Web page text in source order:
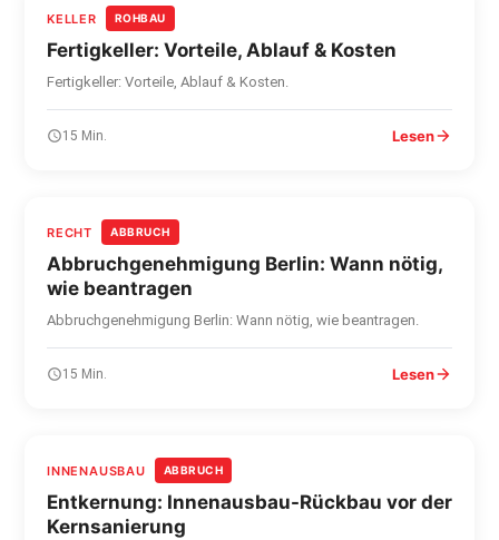
KELLER ROHBAU
Fertigkeller: Vorteile, Ablauf & Kosten
Fertigkeller: Vorteile, Ablauf & Kosten.
15 Min. Lesen
RECHT ABBRUCH
Abbruchgenehmigung Berlin: Wann nötig,
wie beantragen
Abbruchgenehmigung Berlin: Wann nötig, wie beantragen.
15 Min. Lesen
INNENAUSBAU ABBRUCH
Entkernung: Innenausbau-Rückbau vor der
Kernsanierung